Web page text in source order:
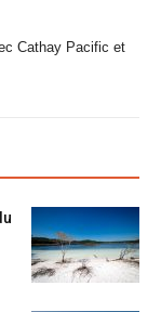
Cathay Pacific et